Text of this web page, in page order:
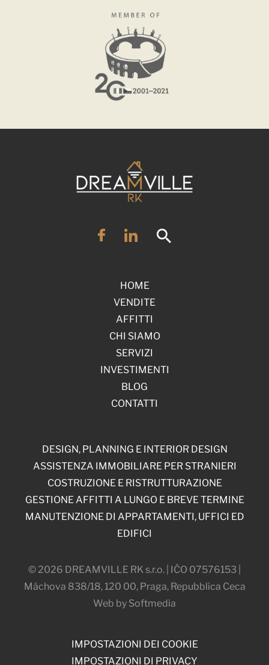
HOME
VENDITE
AFFITTI
CHI SIAMO
SERVIZI
INVESTIMENTI
BLOG
CONTATTI
© 2026 DREAMVILLE RK s.r.o. | IČO 07576153 |
Máchova 838/18, 120 00, Praga, Repubblica Ceca
Web by Softmedia
IMPOSTAZIONI DEI COOKIE
IMPOSTAZIONI DI PRIVACY
DESIGN, PLANNING E INTERIOR DESIGN
ASSISTENZA IMMOBILIARE PER STRANIERI
COSTRUZIONE E RISTRUTTURAZIONE
GESTIONE AFFITTI A LUNGO E BREVE TERMINE
MANUTENZIONE DI APPARTAMENTI, UFFICI ED
EDIFICI